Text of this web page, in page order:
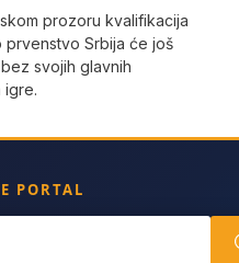
prozoru kvalifikacija
prvenstvo Srbija će još
svojih glavnih
igre.
PORTAL